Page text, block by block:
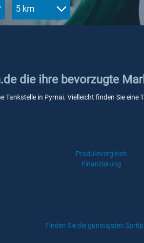
5 km
die ihre bevorzugte
in Pyrnai. Vielleicht finden Sie eine
Produktvergleich
Finanzierung
Finden Sie die günstigsten